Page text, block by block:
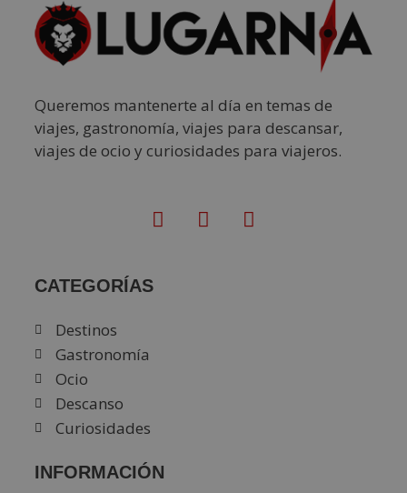
Queremos mantenerte al día en temas de
viajes, gastronomía, viajes para descansar,
viajes de ocio y curiosidades para viajeros.
CATEGORÍAS
Destinos
Gastronomía
Ocio
Descanso
Curiosidades
INFORMACIÓN